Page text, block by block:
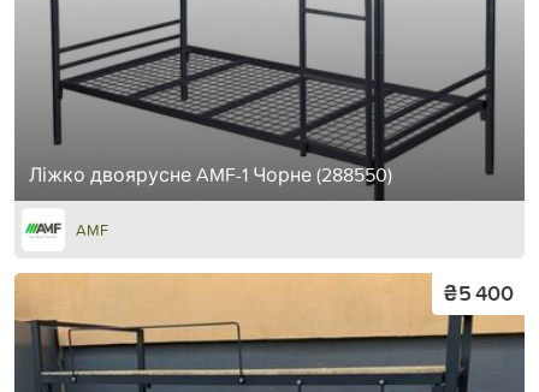
Ліжко двоярусне AMF-1 Чорне (288550)
AMF
₴5 400